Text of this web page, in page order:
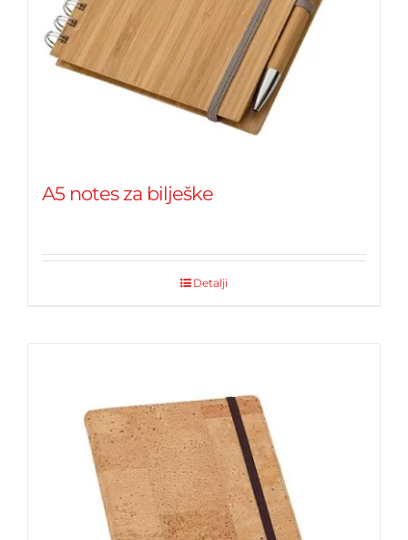
A5 notes za bilješke
Detalji